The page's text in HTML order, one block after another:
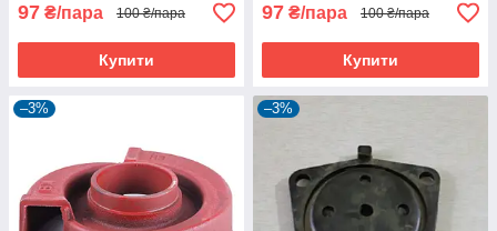
97 ₴/пара 100 ₴/пара
Купити
97 ₴/пара 100 ₴/пара
Купити
–3% –3%